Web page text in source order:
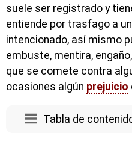
suele ser registrado y
entiende por trasfago a
intencionado, así mismo
embuste, mentira,
que se comete contra
ocasiones algún prejuicio
Tabla de